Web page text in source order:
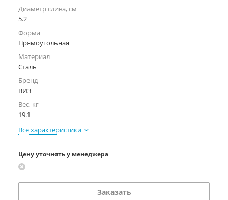
Диаметр слива, см
5.2
Форма
Прямоугольная
Материал
Сталь
Бренд
ВИЗ
Вес, кг
19.1
Все характеристики
Цену уточнять у менеджера
Заказать